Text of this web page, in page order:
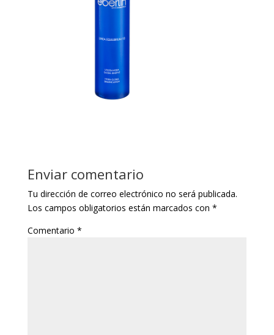
Enviar comentario
Tu dirección de correo electrónico no será publicada.
Los campos obligatorios están marcados con *
Comentario *